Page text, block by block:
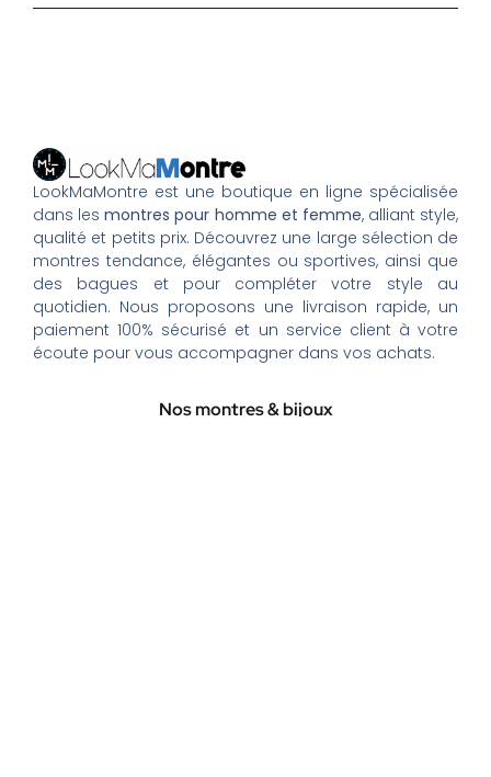
LookMaMontre est une boutique en ligne spécialisée
dans lesmontres pour homme et femme, alliant style,
qualité et petits prix. Découvrez une large sélection de
montres tendance, élégantes ou sportives, ainsi que
des bagues et pour compléter votre style au
quotidien. Nous proposons une livraison rapide, un
paiement 100% sécurisé et un service client à votre
écoute pour vous accompagner dans vos achats.
Nos montres & bijoux